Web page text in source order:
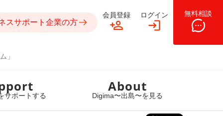
」
スサポート企業の方
会員登録 ログイン 無料相談
サポートする
About
Digima〜出島〜を見る